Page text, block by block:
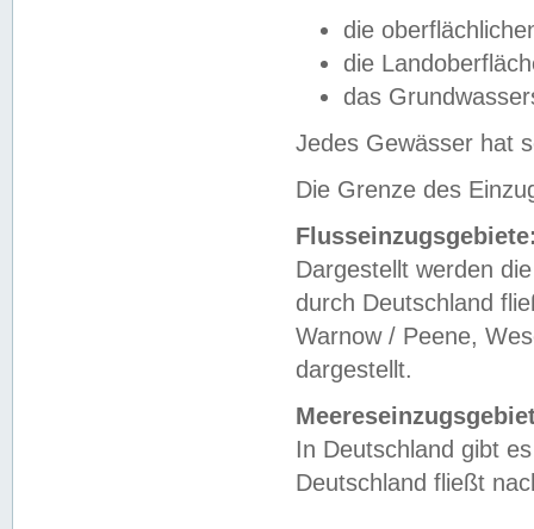
die
die
das
Jedes Gewässer hat
Die Grenze des
Dargestellt werden
durch Deutschland
Warnow / Peene,
dargestellt.
In Deutschland gibt
Deutschland fließt